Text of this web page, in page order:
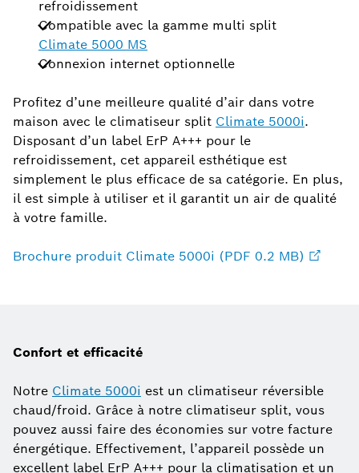
refroidissement
Compatible avec la gamme multi split
Climate 5000 MS
Connexion internet optionnelle
Profitez d’une meilleure qualité d’air dans votre
maison avec le climatiseur split Climate 5000i.
Disposant d’un label ErP A+++ pour le
refroidissement, cet appareil esthétique est
simplement le plus efficace de sa catégorie. En plus,
il est simple à utiliser et il garantit un air de qualité
à votre famille.
Brochure produit Climate 5000i (PDF 0.2 MB)
Confort et efficacité
Notre Climate 5000i est un climatiseur réversible
chaud/froid. Grâce à notre climatiseur split, vous
pouvez aussi faire des économies sur votre facture
énergétique. Effectivement, l’appareil possède un
excellent label ErP A+++ pour la climatisation et un